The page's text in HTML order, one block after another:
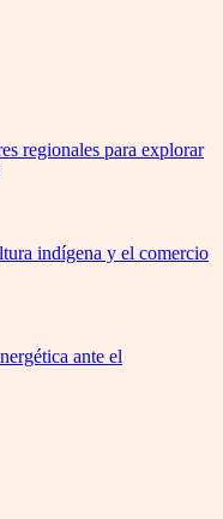
regionales para explorar
indígena y el comercio
ante el